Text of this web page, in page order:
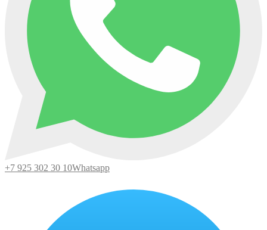
+7 925 302 30 10Whatsapp